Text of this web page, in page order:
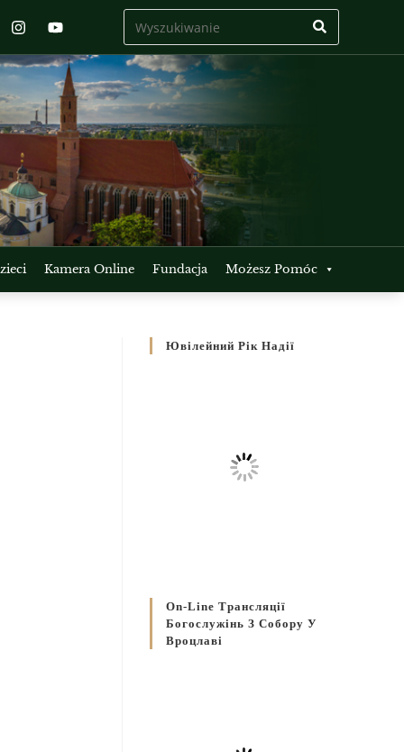
Kamera Online Fundacja Możesz Pomóc
Ювілейний Рік Надії
On-Line Трансляції
Богослужінь З Собору У
Вроцлаві